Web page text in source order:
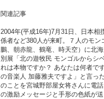
関連記事
2004年(平成16年)7月31日、日本
係者など380人が来町。７人のモ
鵬、朝赤龍、鶴竜、時天空）に北
別展「北の遊牧民 モンゴルからシ
れは本物ですか？ あなたは何者で
の音楽人 加藤雅夫ですよ」と言っ
のことを宮城野部屋女将さんに電
の激励メッセージと手形の色紙が